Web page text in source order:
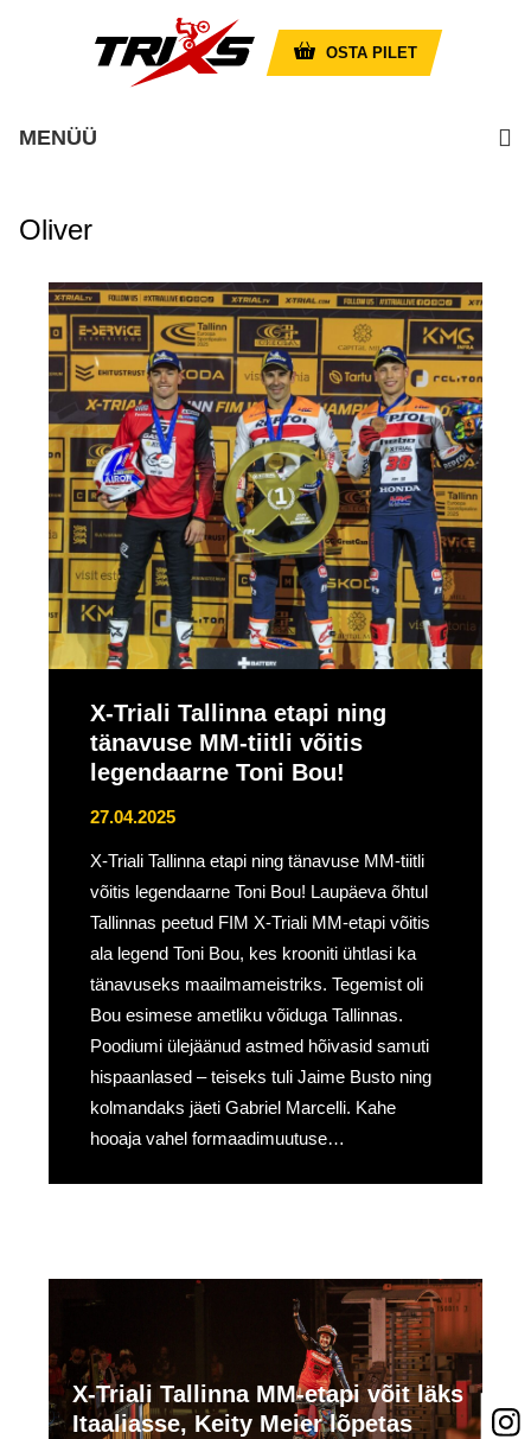
OSTA PILET
MENÜÜ
Oliver
X-Triali Tallinna etapi ning
tänavuse MM-tiitli võitis
legendaarne Toni Bou!
27.04.2025
X-Triali Tallinna etapi ning tänavuse MM-tiitli
võitis legendaarne Toni Bou! Laupäeva õhtul
Tallinnas peetud FIM X-Triali MM-etapi võitis
ala legend Toni Bou, kes krooniti ühtlasi ka
tänavuseks maailmameistriks. Tegemist oli
Bou esimese ametliku võiduga Tallinnas.
Poodiumi ülejäänud astmed hõivasid samuti
hispaanlased – teiseks tuli Jaime Busto ning
kolmandaks jäeti Gabriel Marcelli. Kahe
hooaja vahel formaadimuutuse…
X-Triali Tallinna MM-etapi võit läks
Itaaliasse, Keity Meier lõpetas